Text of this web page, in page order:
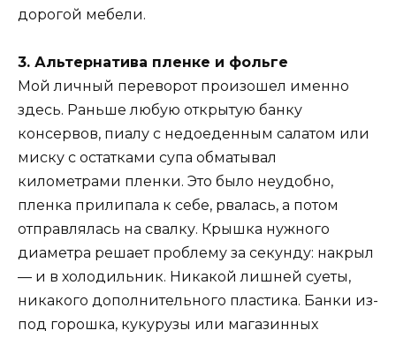
дорогой мебели.
3. Альтернатива пленке и фольге
Мой личный переворот произошел именно
здесь. Раньше любую открытую банку
консервов, пиалу с недоеденным салатом или
миску с остатками супа обматывал
километрами пленки. Это было неудобно,
пленка прилипала к себе, рвалась, а потом
отправлялась на свалку. Крышка нужного
диаметра решает проблему за секунду: накрыл
— и в холодильник. Никакой лишней суеты,
никакого дополнительного пластика. Банки из-
под горошка, кукурузы или магазинных